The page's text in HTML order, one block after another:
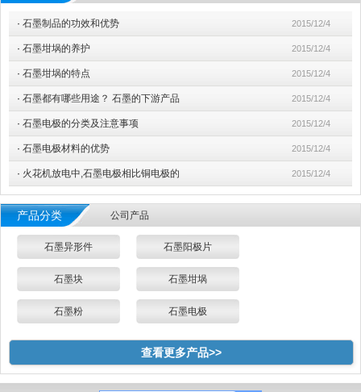
· 石墨制品的功效和优势 2015/12/4
· 石墨坩埚的养护 2015/12/4
· 石墨坩埚的特点 2015/12/4
· 石墨都有哪些用途？ 石墨的下游产品 2015/12/4
· 石墨电极的分类及注意事项 2015/12/4
· 石墨电极材料的优势 2015/12/4
· 火花机放电中,石墨电极相比铜电极的 2015/12/4
产品分类 公司产品
石墨异形件 石墨阳极片
石墨块 石墨坩埚
石墨粉 石墨电极
查看更多产品>>